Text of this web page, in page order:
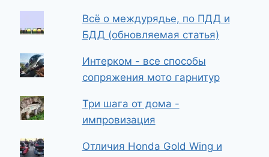
Всё о междурядье, по ПДД и
БДД (обновляемая статья)
Интерком - все способы
сопряжения мото гарнитур
Три шага от дома -
импровизация
Отличия Honda Gold Wing и